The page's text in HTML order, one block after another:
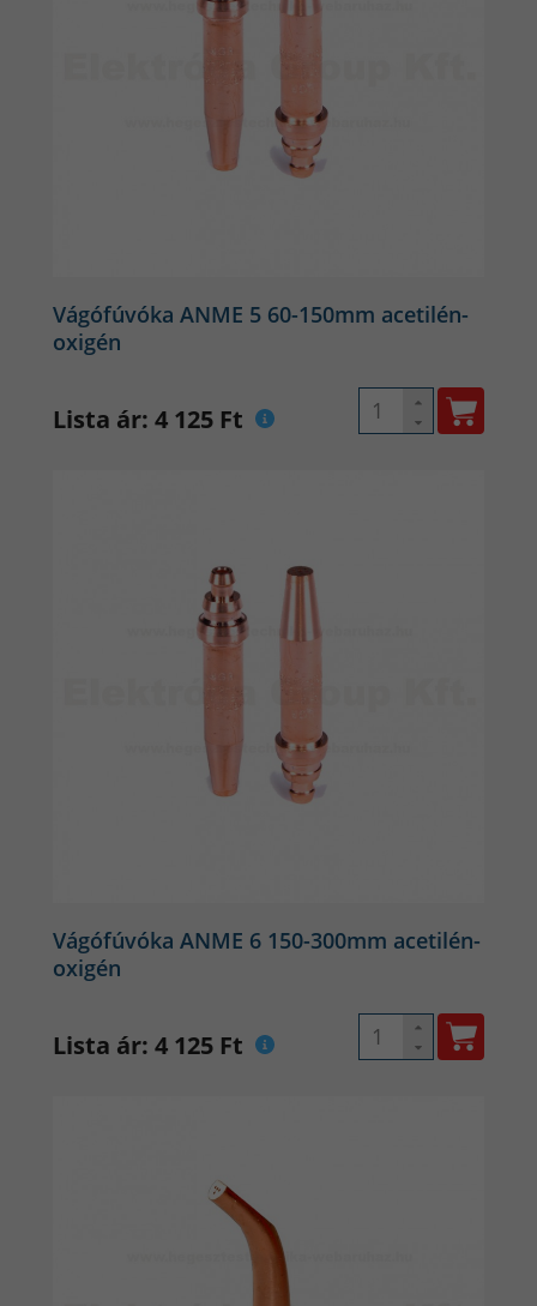
Vágófúvóka ANME 5 60-150mm acetilén-
oxigén
Lista ár: 4 125 Ft
Vágófúvóka ANME 6 150-300mm acetilén-
oxigén
Lista ár: 4 125 Ft